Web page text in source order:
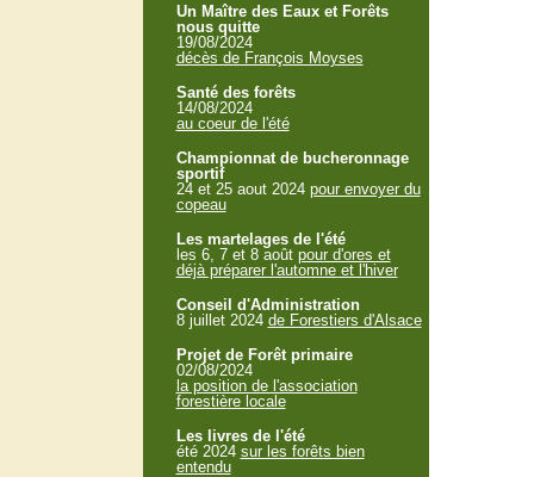
Un Maître des Eaux et Forêts
nous quitte
19/08/2024
décès de François Moyses
Santé des forêts
14/08/2024
au coeur de l'été
Championnat de bucheronnage
sportif
24 et 25 aout 2024 pour envoyer du
copeau
Les martelages de l'été
les 6, 7 et 8 août pour d'ores et
déjà préparer l'automne et l'hiver
Conseil d'Administration
8 juillet 2024 de Forestiers d'Alsace
Projet de Forêt primaire
02/08/2024
la position de l'association
forestière locale
Les livres de l'été
été 2024 sur les forêts bien
entendu